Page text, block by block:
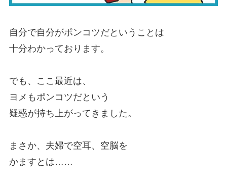
自分で自分がポンコツだということは
十分わかっております。
でも、ここ最近は、
ヨメもポンコツだという
疑惑が持ち上がってきました。
まさか、夫婦で空耳、空脳を
かますとは……